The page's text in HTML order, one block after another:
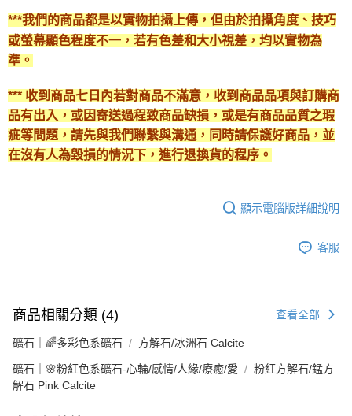
***我們的商品都是以實物拍攝上傳，但由於拍攝角度、技巧
或螢幕顯色程度不一，若有色差和大小視差，均以實物為
準。
*** 收到商品七日內若對商品不滿意，收到商品品項與訂購商
品有出入，或因寄送過程致商品缺損，或是有商品品質之瑕
疵等問題，請先與我們聯繫與溝通，同時請保護好商品，並
在沒有人為毀損的情況下，進行退換貨的程序。
顯示電腦版詳細說明
客服
商品相關分類 (4) 查看全部
礦石｜🌈多彩色系礦石 方解石/冰洲石 Calcite
礦石｜🌸粉紅色系礦石-心輪/感情/人緣/療癒/愛
粉紅方解石/錳方
解石 Pink Calcite